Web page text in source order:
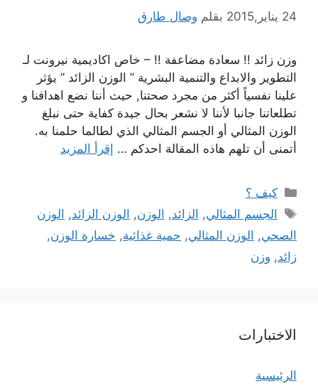
24 يناير,2015 بقلم وصال طارق
وزن زائد !! سعادة مضاعفة !! – خاص اكاديمية نيرونت لـ
التطوير والابداع والتنمية البشرية ” الوزن الزائد ” يؤثر
علينا نفسياً أكثر من مجرد صحتنا, حيث أننا نضع اهدافنا و
تطلعاتنا جانبا لأننا لا نشعر بحال جيدة كفاية حتى نبلغ
الوزن المثالي أو الجسم المثالي الذي لطالما حلمنا به.
أتمنى أن تلهم هاذه المقالة احدكم … إقرأ المزيد
التصنيفات
كيف ؟
الوسوم
الجسم المثالي, الزائد, الوزن, الوزن الزائد, الوزن
الصحي, الوزن المثالي, حمية غذائية, خسارة الوزن,
زائد, وزن
الاختبارات
الرئيسية